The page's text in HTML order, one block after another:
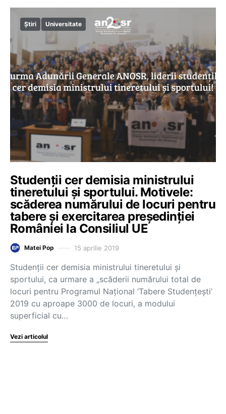
Știri Universitate
Studenții cer demisia ministrului
tineretului și sportului. Motivele:
scăderea numărului de locuri pentru
tabere și exercitarea președinției
României la Consiliul UE
Matei Pop 15 aprilie 2019
Studenții cer demisia ministrului tineretului și
sportului, ca urmare a „scăderii numărului total de
locuri pentru Programul Național ‘Tabere Studențești’
2019 cu aproape 3000 de locuri, a modului
superficial cu…
Vezi articolul